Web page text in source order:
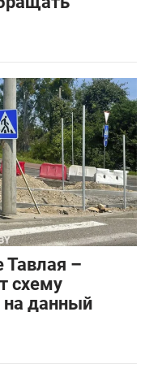
Тавлая –
схему
на данный